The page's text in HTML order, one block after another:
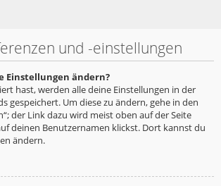
und -einstellungen
Einstellungen ändern?
hast, werden alle deine Einstellungen in der
gespeichert. Um diese zu ändern, gehe in den
der Link dazu wird meist oben auf der Seite
deinen Benutzernamen klickst. Dort kannst du
ändern.